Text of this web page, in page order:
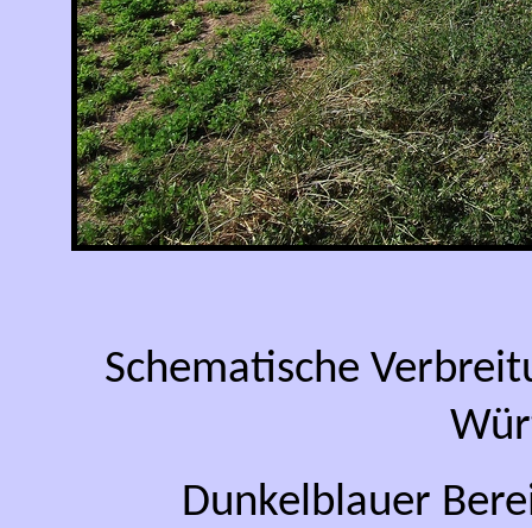
Schematische
Dunkelblauer